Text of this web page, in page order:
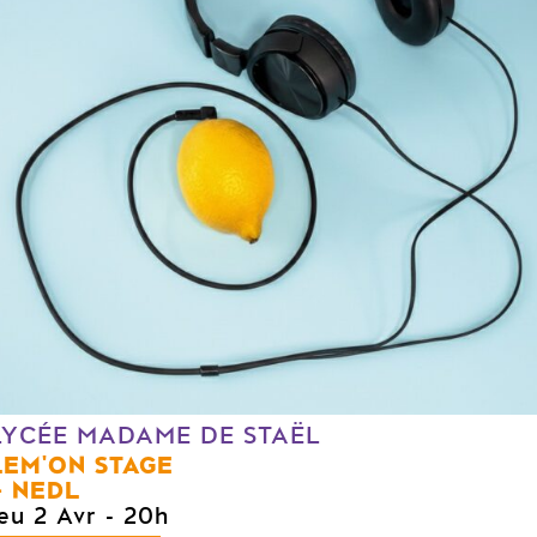
MADAME DE STAËL
STAGE
NEDL
2 Avr - 20h